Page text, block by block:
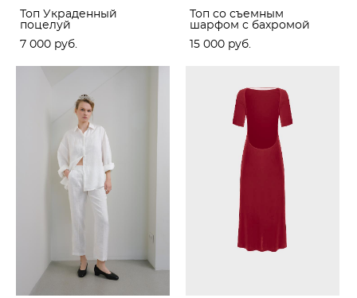
Топ Украденный
поцелуй
7 000 pуб.
Топ со съемным
шарфом с бахромой
15 000 pуб.